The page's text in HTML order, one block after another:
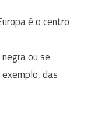
é o centro
ou se
das